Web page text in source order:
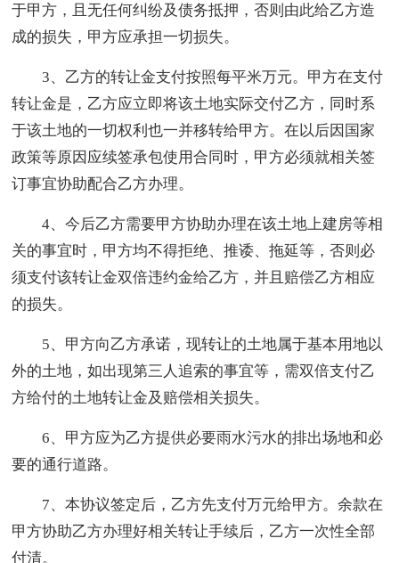
于甲方，且无任何纠纷及债务抵押，否则由此给乙方造
成的损失，甲方应承担一切损失。
3、乙方的转让金支付按照每平米万元。甲方在支付
转让金是，乙方应立即将该土地实际交付乙方，同时系
于该土地的一切权利也一并移转给甲方。在以后因国家
政策等原因应续签承包使用合同时，甲方必须就相关签
订事宜协助配合乙方办理。
4、今后乙方需要甲方协助办理在该土地上建房等相
关的事宜时，甲方均不得拒绝、推诿、拖延等，否则必
须支付该转让金双倍违约金给乙方，并且赔偿乙方相应
的损失。
5、甲方向乙方承诺，现转让的土地属于基本用地以
外的土地，如出现第三人追索的事宜等，需双倍支付乙
方给付的土地转让金及赔偿相关损失。
6、甲方应为乙方提供必要雨水污水的排出场地和必
要的通行道路。
7、本协议签定后，乙方先支付万元给甲方。余款在
甲方协助乙方办理好相关转让手续后，乙方一次性全部
付清。